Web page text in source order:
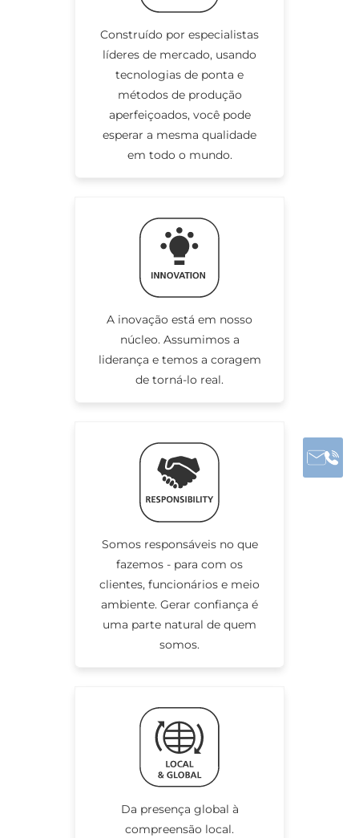
Construído por especialistas
líderes de mercado, usando
tecnologias de ponta e
métodos de produção
aperfeiçoados, você pode
esperar a mesma qualidade
em todo o mundo.
A inovação está em nosso
núcleo. Assumimos a
liderança e temos a coragem
de torná-lo real.
Somos responsáveis no que
fazemos - para com os
clientes, funcionários e meio
ambiente. Gerar confiança é
uma parte natural de quem
somos.
Da presença global à
compreensão local.